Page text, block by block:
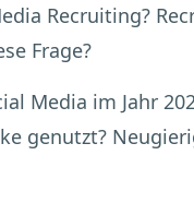
Recruiting?
Frage?
Media im Jahr
genutzt?